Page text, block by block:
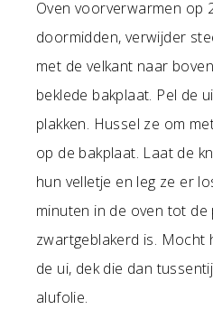
Oven voorverwarmen op
doormidden, verwijder
met de velkant naar
beklede bakplaat. Pel de
plakken. Hussel ze om
op de bakplaat. Laat de
hun velletje en leg ze er
minuten in de oven tot de
zwartgeblakerd is. Mocht
de ui, dek die dan
alufolie.